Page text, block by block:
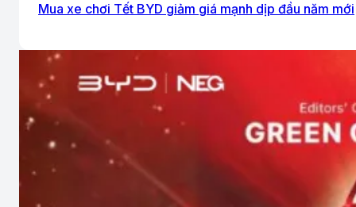
Mua xe chơi Tết BYD giảm giá mạnh dịp đầu năm mới